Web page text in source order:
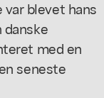
var blevet hans
med en
seneste